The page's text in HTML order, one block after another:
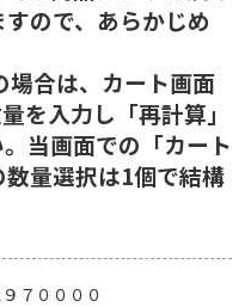
ので、あらかじめ
合は、カート画面
を入力し「再計算」
当画面での「カート
量選択は1個で結構
７００００